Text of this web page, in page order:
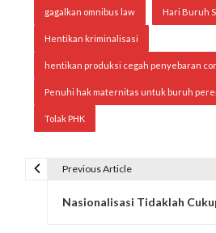
gagalkan omnibus law Hari Buruh
Hentikan kriminalisasi
hentikan produksi cegah penyebaran
Penuhi hak maternitas untuk buruh
Tolak PHK
Previous Article
Nasionalisasi Tidaklah